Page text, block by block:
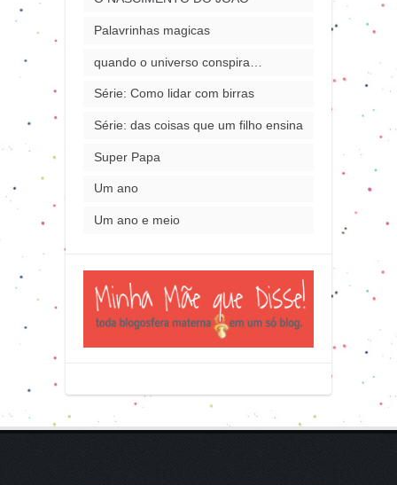
Palavrinhas magicas
quando o universo conspira…
Série: Como lidar com birras
Série: das coisas que um filho ensina
Super Papa
Um ano
Um ano e meio